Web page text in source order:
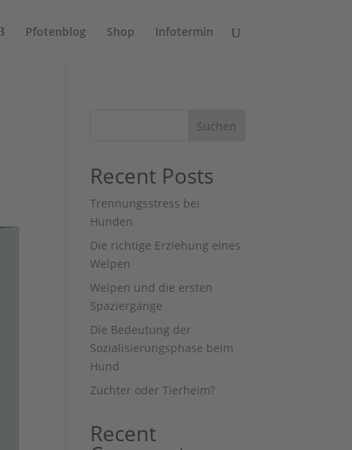
Pfotenblog Shop Infotermin
Suchen
Recent Posts
Trennungsstress bei
Hunden
Die richtige Erziehung eines
Welpen
Welpen und die ersten
Spaziergänge
Die Bedeutung der
Sozialisierungsphase beim
Hund
Züchter oder Tierheim?
Recent